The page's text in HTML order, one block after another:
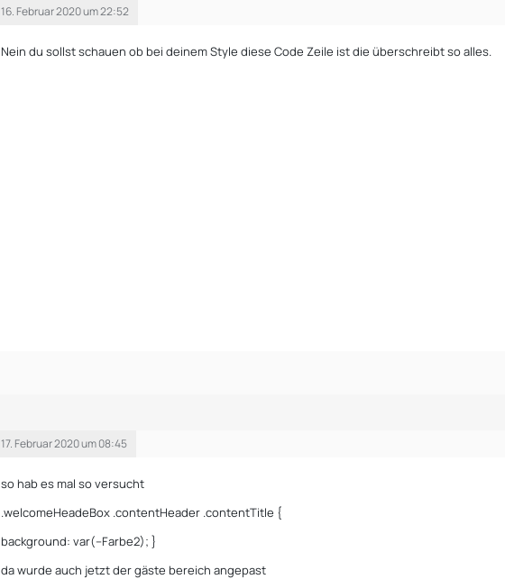
16. Februar 2020 um 22:52
Nein du sollst schauen ob bei deinem Style diese Code Zeile ist die überschreibt so alles.
17. Februar 2020 um 08:45
so hab es mal so versucht
.welcomeHeadeBox .contentHeader .contentTitle {
background: var(--Farbe2); }
da wurde auch jetzt der gäste bereich angepast